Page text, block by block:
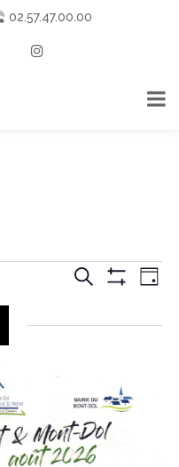
02.57.47.00.00
VUES
RechercheJour